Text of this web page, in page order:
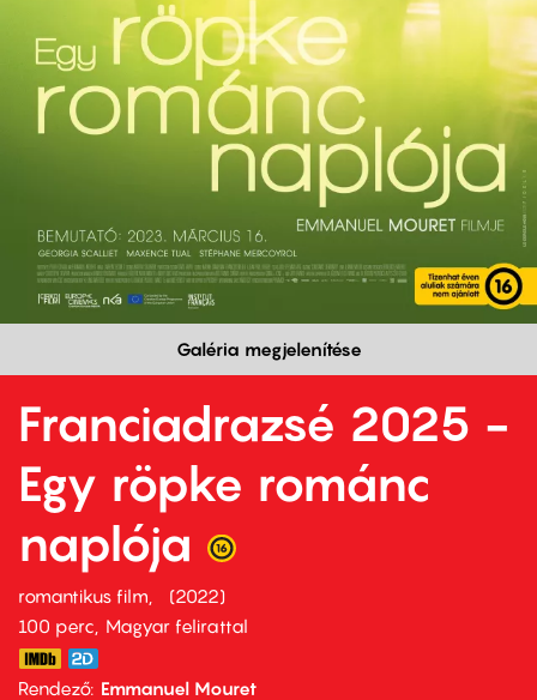
Galéria megjelenítése
Franciadrazsé 2025 -
Egy röpke románc
naplója
romantikus film
2022
100 perc,
Magyar felirattal
Rendező Emmanuel Mouret